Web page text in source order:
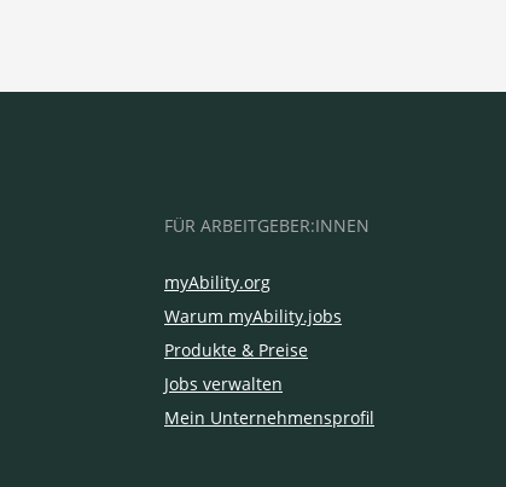
FÜR ARBEITGEBER:INNEN
myAbility.org
Warum myAbility.jobs
Produkte & Preise
Jobs verwalten
Mein Unternehmensprofil